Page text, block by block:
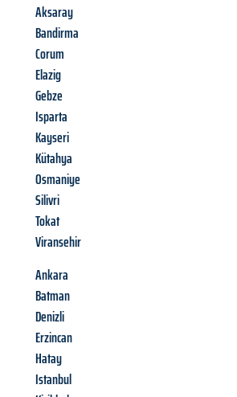
Aksaray
Bandirma
Corum
Elazig
Gebze
Isparta
Kayseri
Kütahya
Osmaniye
Silivri
Tokat
Viransehir
Ankara
Batman
Denizli
Erzincan
Hatay
Istanbul